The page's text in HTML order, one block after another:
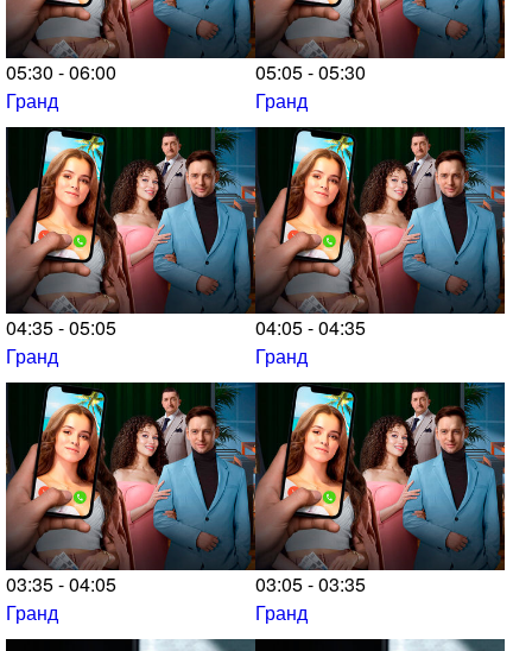
05:30 - 06:00
Гранд
05:05 - 05:30
Гранд
04:35 - 05:05
Гранд
04:05 - 04:35
Гранд
03:35 - 04:05
Гранд
03:05 - 03:35
Гранд